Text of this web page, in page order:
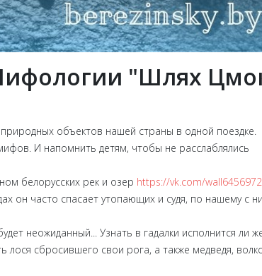
"Шлях
объектов нашей страны в одной поездке.
И напомнить детям, чтобы не расслаблялись
белорусских рек и озер https://vk.com/
он часто спасает утопающих и судя, по нашему с
неожиданный... Узнать в гадалки исполнится ли
лося сбросившего свои рога, а также медведя,